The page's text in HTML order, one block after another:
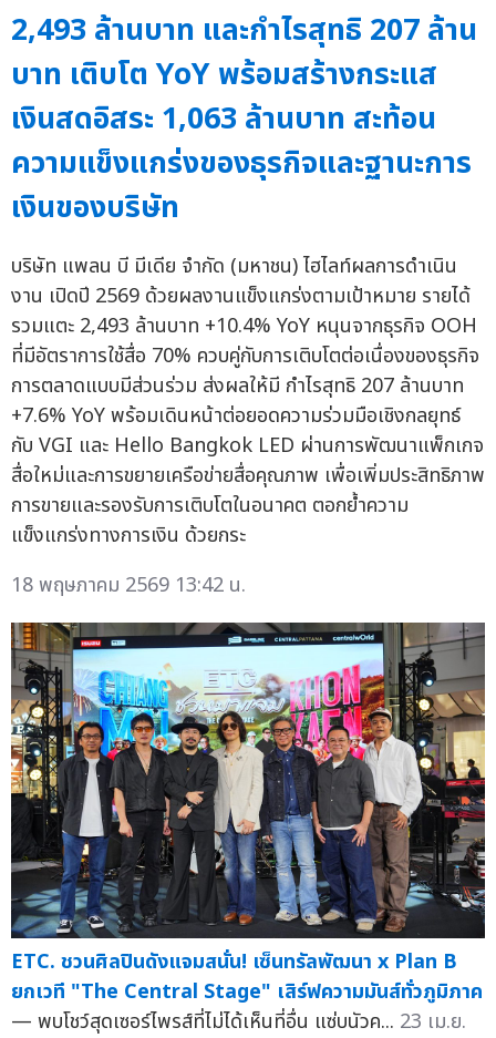
2,493 ล้านบาท และกำไรสุทธิ 207 ล้าน
บาท เติบโต YoY พร้อมสร้างกระแส
เงินสดอิสระ 1,063 ล้านบาท สะท้อน
ความแข็งแกร่งของธุรกิจและฐานะการ
เงินของบริษัท
บริษัท แพลน บี มีเดีย จำกัด (มหาชน) ไฮไลท์ผลการดำเนิน
งาน เปิดปี 2569 ด้วยผลงานแข็งแกร่งตามเป้าหมาย รายได้
รวมแตะ 2,493 ล้านบาท +10.4% YoY หนุนจากธุรกิจ OOH
ที่มีอัตราการใช้สื่อ 70% ควบคู่กับการเติบโตต่อเนื่องของธุรกิจ
การตลาดแบบมีส่วนร่วม ส่งผลให้มี กำไรสุทธิ 207 ล้านบาท
+7.6% YoY พร้อมเดินหน้าต่อยอดความร่วมมือเชิงกลยุทธ์
กับ VGI และ Hello Bangkok LED ผ่านการพัฒนาแพ็กเกจ
สื่อใหม่และการขยายเครือข่ายสื่อคุณภาพ เพื่อเพิ่มประสิทธิภาพ
การขายและรองรับการเติบโตในอนาคต ตอกย้ำความ
แข็งแกร่งทางการเงิน ด้วยกระ
18 พฤษภาคม 2569 13:42 น.
ETC. ชวนศิลปินดังแจมสนั่น! เซ็นทรัลพัฒนา x Plan B
ยกเวที "The Central Stage" เสิร์ฟความมันส์ทั่วภูมิภาค
— พบโชว์สุดเซอร์ไพรส์ที่ไม่ได้เห็นที่อื่น แซ่บนัวค... 23 เม.ย.